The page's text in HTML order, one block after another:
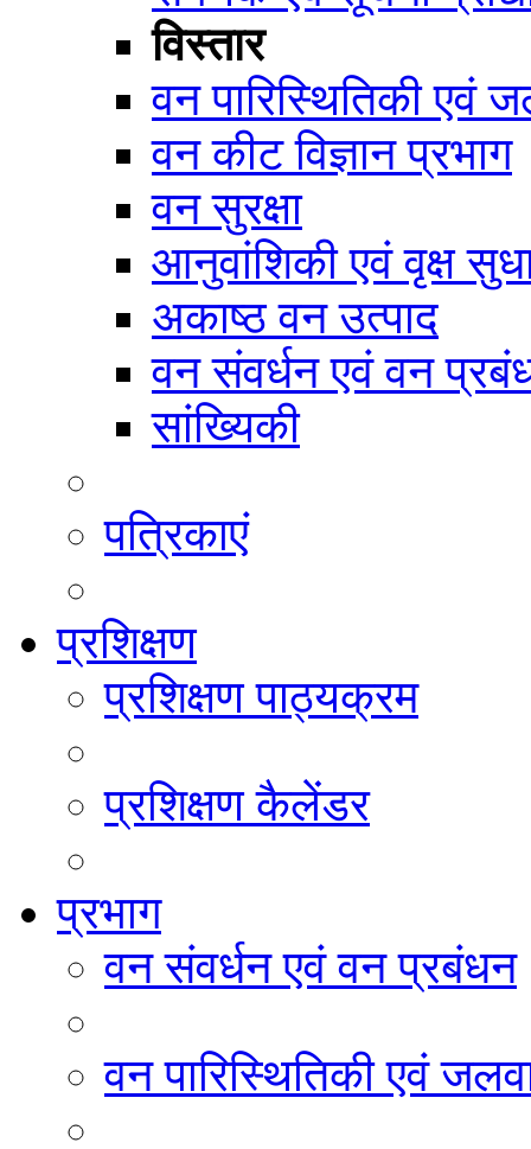
विस्तार
वन पारिस्थितिकी एवं
वन कीट विज्ञान प्रभाग
वन सुरक्षा
आनुवांशिकी एवं वृक्ष
अकाष्ठ वन उत्पाद
वन संवर्धन एवं वन
सांख्यिकी
पत्रिकाएं
प्रशिक्षण
प्रशिक्षण पाठ्यक्रम
प्रशिक्षण कैलेंडर
प्रभाग
वन संवर्धन एवं वन प्रबंधन
वन पारिस्थितिकी एवं